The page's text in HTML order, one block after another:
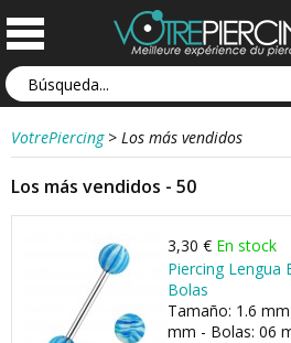
VotrePiercing > Los más vendidos
Los más vendidos - 50
3,30 € En stock
Piercing Lengua
Bolas
Tamaño: 1.6
mm - Bolas: 06